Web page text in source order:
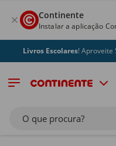
Continente
Instalar a aplicação
Livros Escolares! Aproveite 5%
O que procura?